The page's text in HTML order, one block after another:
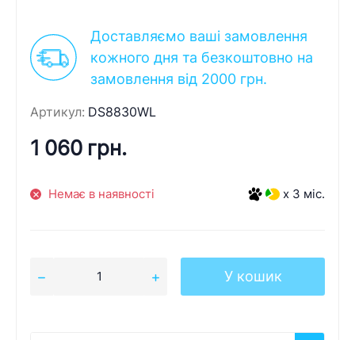
Доставляємо ваші замовлення
кожного дня та безкоштовно на
замовлення від 2000 грн.
Артикул: DS8830WL
1 060 грн.
Немає в наявності x 3 міс.
У кошик